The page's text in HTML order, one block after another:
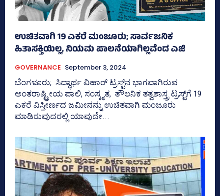
ಉಚಿತವಾಗಿ 19 ಎಕರೆ ಮಂಜೂರು; ಸಾರ್ವಜನಿಕ
ಹಿತಾಸಕ್ತಿಯಿಲ್ಲ, ನಿಯಮ ಪಾಲನೆಯಾಗಿಲ್ಲವೆಂದ ಎಜಿ
GOVERNANCE September 3, 2024
ಬೆಂಗಳೂರು; ಸಿದ್ಧಾರ್ಥ ವಿಹಾರ್‍‌ ಟ್ರಸ್ಟ್‌ನ ಭಾಗವಾಗಿರುವ
ಅಂತರಾಷ್ಟ್ರೀಯ ಪಾಲಿ, ಸಂಸ್ಕೃತ, ತೌಲನಿಕ ತತ್ವಶಾಸ್ತ್ರ ಟ್ರಸ್ಟ್‌ಗೆ 19
ಎಕರೆ ವಿಸ್ತೀರ್ಣದ ಜಮೀನನ್ನು ಉಚಿತವಾಗಿ ಮಂಜೂರು
ಮಾಡಿರುವುದರಲ್ಲಿ ಯಾವುದೇ...